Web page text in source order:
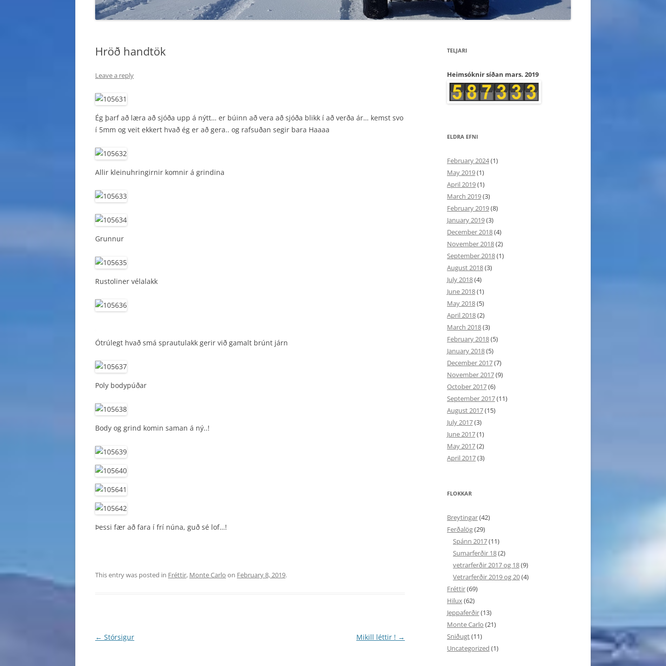
F4X4 ENDURVARPAKORT
Hröð handtök
Leave a reply
Ég þarf að læra að sjóða upp á nýtt… er búinn að vera að sjóða blikk í að verða ár… kemst svo
í 5mm og veit ekkert hvað ég er að gera.. og rafsuðan segir bara Haaaa
Allir kleinuhringirnir komnir á grindina
Grunnur
Rustoliner vélalakk
Ótrúlegt hvað smá sprautulakk gerir við gamalt brúnt járn
Poly bodypúðar
Body og grind komin saman á ný..!
Þessi fær að fara í frí núna, guð sé lof…!
This entry was posted in Fréttir, Monte Carlo on February 8, 2019.
Post
← Stórsigur Mikill léttir ! →
TELJARI
Heimsóknir síðan mars. 2019
ELDRA EFNI
February 2024(1)
May 2019(1)
April 2019(1)
March 2019(3)
February 2019(8)
January 2019(3)
December 2018(4)
November 2018(2)
September 2018(1)
August 2018(3)
July 2018(4)
June 2018(1)
May 2018(5)
April 2018(2)
March 2018(3)
February 2018(5)
January 2018(5)
December 2017(7)
November 2017(9)
October 2017(6)
September 2017(11)
August 2017(15)
July 2017(3)
June 2017(1)
May 2017(2)
April 2017(3)
FLOKKAR
Breytingar(42)
Ferðalög(29)
Spánn 2017(11)
Sumarferðir 18(2)
vetrarferðir 2017 og 18(9)
Vetrarferðir 2019 og 20(4)
Fréttir(69)
Hilux(62)
Jeppaferðir(13)
Monte Carlo (21)
Sniðugt(11)
Uncategorized (1)